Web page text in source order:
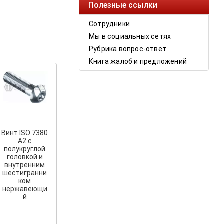
Полезные ссылки
Сотрудники
Мы в социальных сетях
Рубрика вопрос-ответ
Книга жалоб и предложений
Винт ISO 7380
A2 с
полукруглой
головкой и
внутренним
шестигранни
ком
нержавеющи
й